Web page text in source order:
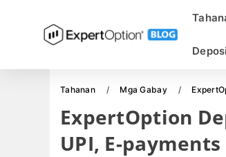
Tahanan Mga Gabay
ExpertOption
UPI, E-